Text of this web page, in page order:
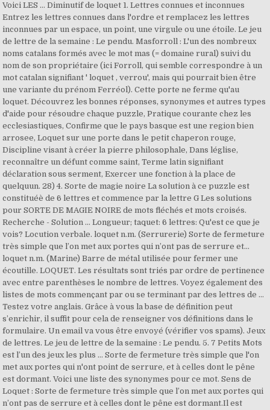
Voici LES … Diminutif de loquet 1. Lettres connues et inconnues
Entrez les lettres connues dans l'ordre et remplacez les lettres
inconnues par un espace, un point, une virgule ou une étoile. Le jeu
de lettre de la semaine : Le pendu. Masforroll : L'un des nombreux
noms catalans formés avec le mot mas (= domaine rural) suivi du
nom de son propriétaire (ici Forroll, qui semble correspondre à un
mot catalan signifiant ' loquet , verrou', mais qui pourrait bien être
une variante du prénom Ferréol). Cette porte ne ferme qu'au
loquet. Découvrez les bonnes réponses, synonymes et autres types
d'aide pour résoudre chaque puzzle, Pratique courante chez les
ecclesiastiques, Confirme que le pays basque est une region bien
arrosee, Loquet sur une porte dans le petit chaperon rouge,
Discipline visant à créer la pierre philosophale, Dans léglise,
reconnaître un défunt comme saint, Terme latin signifiant
déclaration sous serment, Exercer une fonction à la place de
quelquun. 28) 4. Sorte de magie noire La solution à ce puzzle est
constituéè de 6 lettres et commence par la lettre G Les solutions
pour SORTE DE MAGIE NOIRE de mots fléchés et mots croisés.
Recherche - Solution ... Longueur; taquet: 6 lettres: Qu'est ce que je
vois? Locution verbale. loquet n.m. (Serrurerie) Sorte de fermeture
très simple que l’on met aux portes qui n’ont pas de serrure et…
loquet n.m. (Marine) Barre de métal utilisée pour fermer une
écoutille. LOQUET. Les résultats sont triés par ordre de pertinence
avec entre parenthèses le nombre de lettres. Voyez également des
listes de mots commençant par ou se terminant par des lettres de …
Testez votre anglais. Grâce à vous la base de définition peut
s’enrichir, il suffit pour cela de renseigner vos définitions dans le
formulaire. Un email va vous être envoyé (vérifier vos spams). Jeux
de lettres. Le jeu de lettre de la semaine : Le pendu. 5. 7 Petits Mots
est l’un des jeux les plus … Sorte de fermeture très simple que l'on
met aux portes qui n'ont point de serrure, et à celles dont le pêne
est dormant. Voici une liste des synonymes pour ce mot. Sens de
Loquet : Sorte de fermeture très simple que l’on met aux portes qui
n’ont pas de serrure et à celles dont le pêne est dormant.Il est